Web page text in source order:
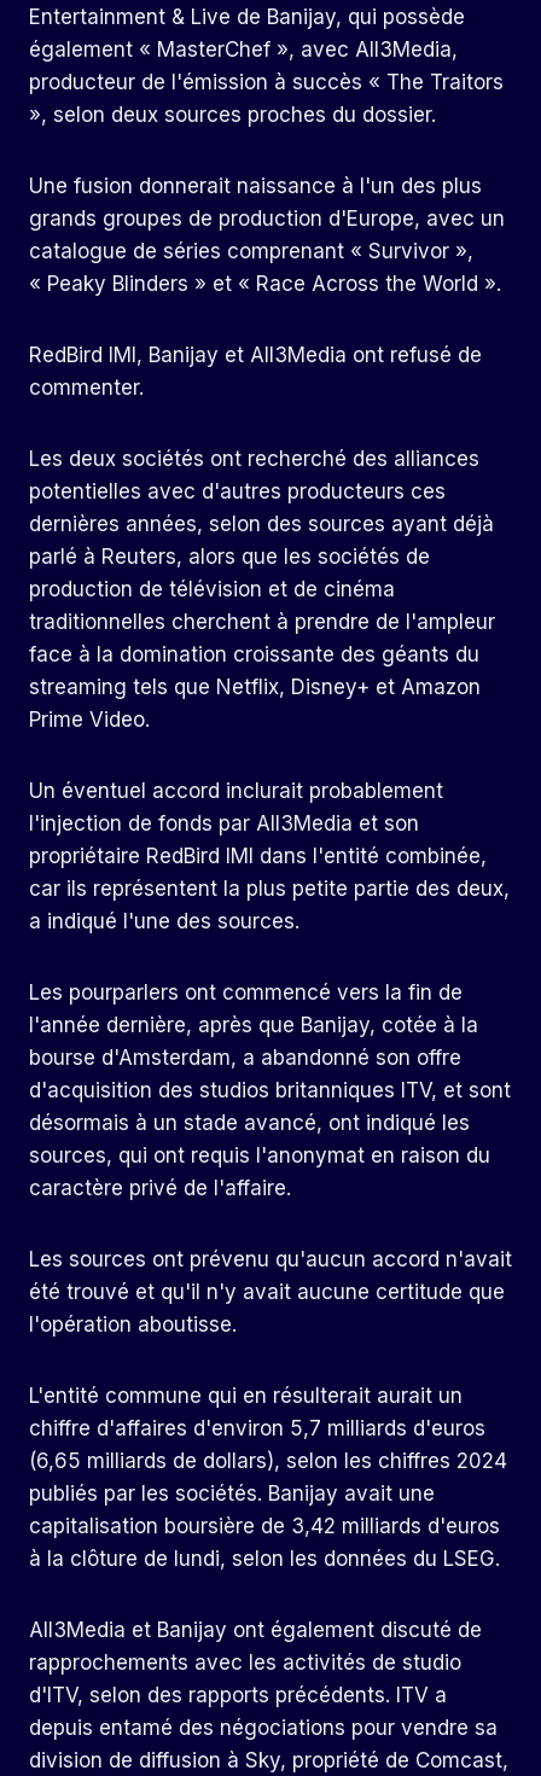
Entertainment & Live de Banijay, qui possède
également « MasterChef », avec All3Media,
producteur de l'émission à succès « The Traitors
», selon deux sources proches du dossier.
Une fusion donnerait naissance à l'un des plus
grands groupes de production d'Europe, avec un
catalogue de séries comprenant « Survivor »,
« Peaky Blinders » et « Race Across the World ».
RedBird IMI, Banijay et All3Media ont refusé de
commenter.
Les deux sociétés ont recherché des alliances
potentielles avec d'autres producteurs ces
dernières années, selon des sources ayant déjà
parlé à Reuters, alors que les sociétés de
production de télévision et de cinéma
traditionnelles cherchent à prendre de l'ampleur
face à la domination croissante des géants du
streaming tels que Netflix, Disney+ et Amazon
Prime Video.
Un éventuel accord inclurait probablement
l'injection de fonds par All3Media et son
propriétaire RedBird IMI dans l'entité combinée,
car ils représentent la plus petite partie des deux,
a indiqué l'une des sources.
Les pourparlers ont commencé vers la fin de
l'année dernière, après que Banijay, cotée à la
bourse d'Amsterdam, a abandonné son offre
d'acquisition des studios britanniques ITV, et sont
désormais à un stade avancé, ont indiqué les
sources, qui ont requis l'anonymat en raison du
caractère privé de l'affaire.
Les sources ont prévenu qu'aucun accord n'avait
été trouvé et qu'il n'y avait aucune certitude que
l'opération aboutisse.
L'entité commune qui en résulterait aurait un
chiffre d'affaires d'environ 5,7 milliards d'euros
(6,65 milliards de dollars), selon les chiffres 2024
publiés par les sociétés. Banijay avait une
capitalisation boursière de 3,42 milliards d'euros
à la clôture de lundi, selon les données du LSEG.
All3Media et Banijay ont également discuté de
rapprochements avec les activités de studio
d'ITV, selon des rapports précédents. ITV a
depuis entamé des négociations pour vendre sa
division de diffusion à Sky, propriété de Comcast,